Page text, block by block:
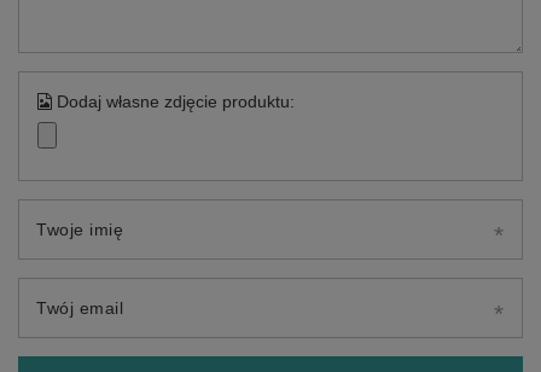
Dodaj własne zdjęcie produktu:
Twoje imię
Twój email